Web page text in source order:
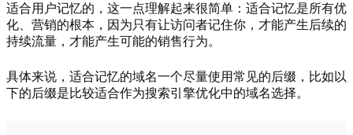
适合用户记忆的，这一点理解起来很简单：适合记忆是所有优
化、营销的根本，因为只有让访问者记住你，才能产生后续的
持续流量，才能产生可能的销售行为。
具体来说，适合记忆的域名一个尽量使用常见的后缀，比如以
下的后缀是比较适合作为搜索引擎优化中的域名选择。